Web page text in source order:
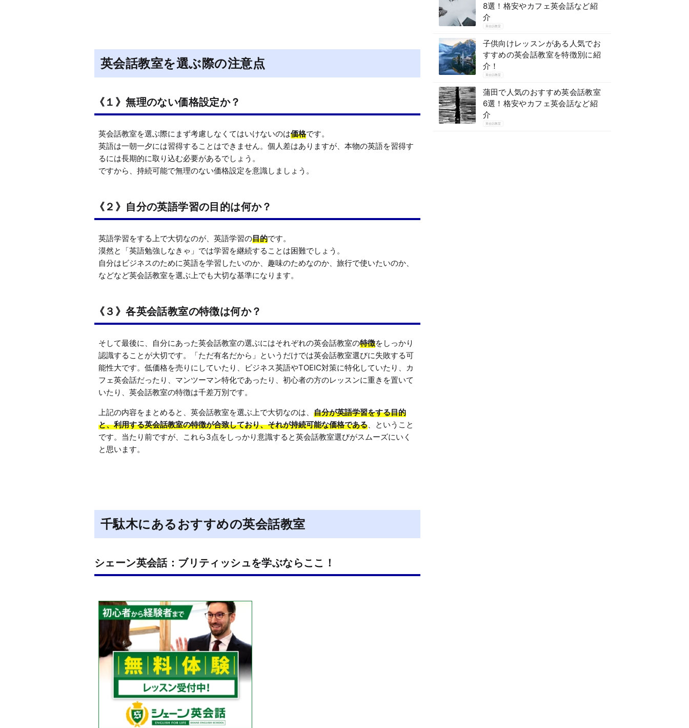
英会話教室を選ぶ際の注意点
《１》無理のない価格設定か？
英会話教室を選ぶ際にまず考慮しなくてはいけないのは価格です。
英語は一朝一夕には習得することはできません。個人差はありますが、本物の英語を習得す
るには長期的に取り込む必要があるでしょう。
ですから、持続可能で無理のない価格設定を意識しましょう。
《２》自分の英語学習の目的は何か？
英語学習をする上で大切なのが、英語学習の目的です。
漠然と「英語勉強しなきゃ」では学習を継続することは困難でしょう。
自分はビジネスのために英語を学習したいのか、趣味のためなのか、旅行で使いたいのか、
などなど英会話教室を選ぶ上でも大切な基準になります。
《３》各英会話教室の特徴は何か？
そして最後に、自分にあった英会話教室の選ぶにはそれぞれの英会話教室の特徴をしっかり
認識することが大切です。「ただ有名だから」というだけでは英会話教室選びに失敗する可
能性大です。低価格を売りにしていたり、ビジネス英語やTOEIC対策に特化していたり、カ
フェ英会話だったり、マンツーマン特化であったり、初心者の方のレッスンに重きを置いて
いたり、英会話教室の特徴は千差万別です。
上記の内容をまとめると、英会話教室を選ぶ上で大切なのは、 自分が英語学習をする目的
と、利用する英会話教室の特徴が合致しており、それが持続可能な価格である、ということ
です。当たり前ですが、これら3点をしっかり意識すると英会話教室選びがスムーズにいく
と思います。
千駄木にあるおすすめの英会話教室
シェーン英会話：ブリティッシュを学ぶならここ！
8選！格安やカフェ英会話など紹
介
英会話教室
子供向けレッスンがある人気でお
すすめの英会話教室を特徴別に紹
介！
英会話教室
蒲田で人気のおすすめ英会話教室
6選！格安やカフェ英会話など紹
介
英会話教室